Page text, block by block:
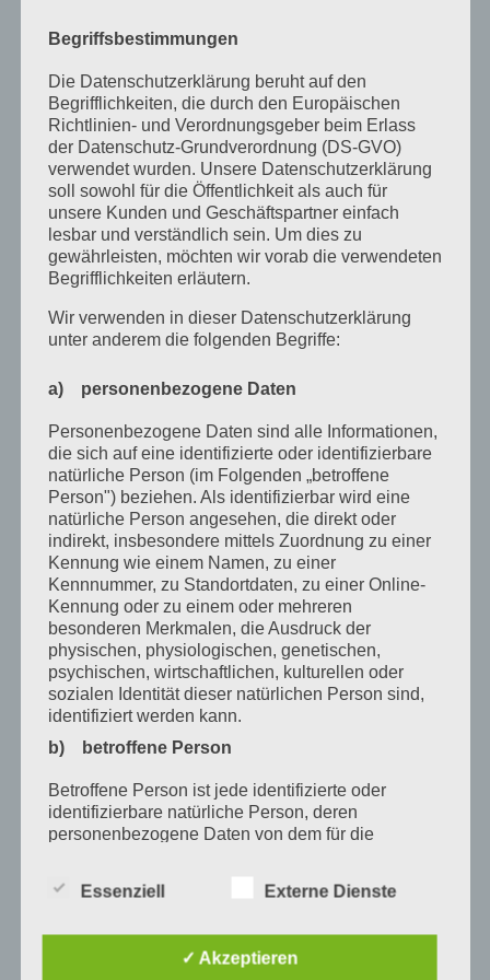
März 2021
Januar 2021
Dezember 2020
Oktober 2020
August 2020
Juli 2020
Juni 2020
März 2020
Februar 2020
Januar 2020
Dezember 2019
November 2019
Oktober 2019
August 2019
Juli 2019
Juli 2017
Andrea Lorenz Andreas Holzknecht Ausbildung
Begriffsbestimmungen
Die Datenschutzerklärung beruht auf den
Begrifflichkeiten, die durch den Europäischen
Richtlinien- und Verordnungsgeber beim Erlass
der Datenschutz-Grundverordnung (DS-GVO)
verwendet wurden. Unsere Datenschutzerklärung
soll sowohl für die Öffentlichkeit als auch für
unsere Kunden und Geschäftspartner einfach
lesbar und verständlich sein. Um dies zu
gewährleisten, möchten wir vorab die verwendeten
Begrifflichkeiten erläutern.
Wir verwenden in dieser Datenschutzerklärung
unter anderem die folgenden Begriffe:
a) personenbezogene Daten
Personenbezogene Daten sind alle Informationen,
die sich auf eine identifizierte oder identifizierbare
natürliche Person (im Folgenden „betroffene
Person") beziehen. Als identifizierbar wird eine
natürliche Person angesehen, die direkt oder
indirekt, insbesondere mittels Zuordnung zu einer
Kennung wie einem Namen, zu einer
Kennnummer, zu Standortdaten, zu einer Online-
Kennung oder zu einem oder mehreren
besonderen Merkmalen, die Ausdruck der
physischen, physiologischen, genetischen,
psychischen, wirtschaftlichen, kulturellen oder
sozialen Identität dieser natürlichen Person sind,
identifiziert werden kann.
b) betroffene Person
Betroffene Person ist jede identifizierte oder
identifizierbare natürliche Person, deren
personenbezogene Daten von dem für die
c) Verarbeitung
Verarbeitung ist jeder mit oder ohne Hilfe
automatisierter Verfahren ausgeführte Vorgang
oder jede solche Vorgangsreihe im
Essenziell Externe Dienste
✓ Akzeptieren